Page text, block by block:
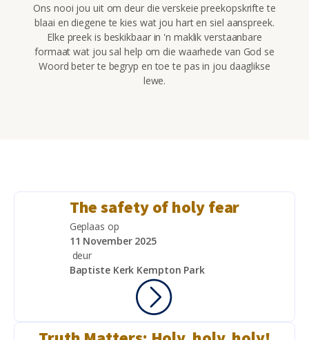
Ons nooi jou uit om deur die verskeie preekopskrifte te
blaai en diegene te kies wat jou hart en siel aanspreek.
Elke preek is beskikbaar in 'n maklik verstaanbare
formaat wat jou sal help om die waarhede van God se
Woord beter te begryp en toe te pas in jou daaglikse
lewe.
The safety of holy fear
Geplaas op
11 November 2025
deur
Baptiste Kerk Kempton Park